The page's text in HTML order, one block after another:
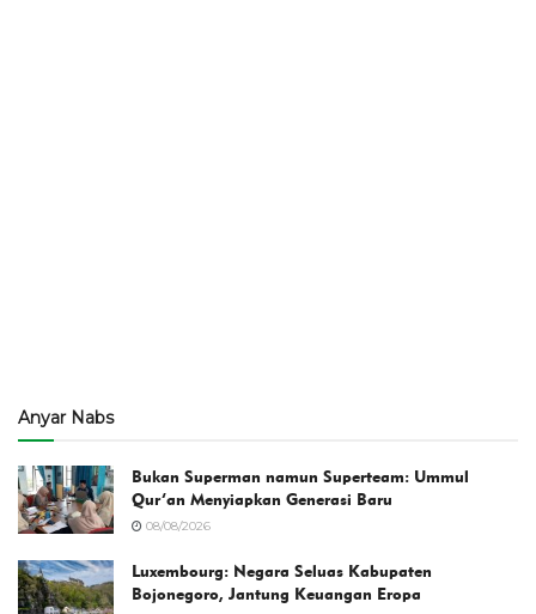
Anyar Nabs
Bukan Superman namun Superteam: Ummul
Qur’an Menyiapkan Generasi Baru
08/08/2026
Luxembourg: Negara Seluas Kabupaten
Bojonegoro, Jantung Keuangan Eropa